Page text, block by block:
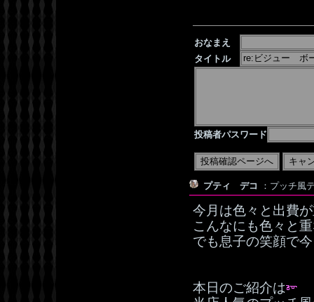
おなまえ
タイトル
投稿者パスワード
プティ デコ ：プッチ風
今月は色々と出費
こんなにも色々と
でも息子の笑顔で
本日のご紹介は